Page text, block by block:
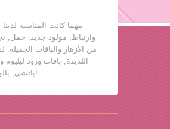
مهما كانت المناسبة
وارتباط, مولود جديد, حمل,
من الأزهار والباقات
اللذيذة, باقات ورود
باتشي, بالونات هيليوم للأطفال والكبار, قلب حب, دباديب مع ورود!